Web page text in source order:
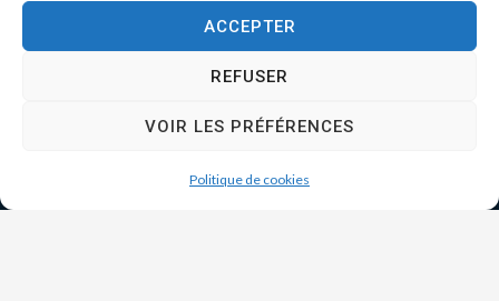
ACCEPTER
REFUSER
VOIR LES PRÉFÉRENCES
Politique de cookies